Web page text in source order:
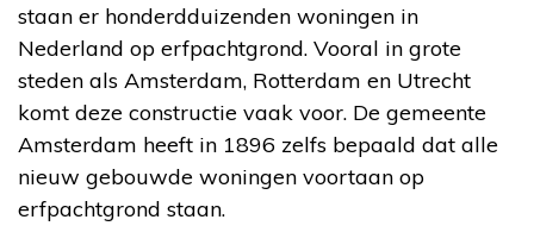
staan er honderdduizenden woningen in
Nederland op erfpachtgrond. Vooral in grote
steden als Amsterdam, Rotterdam en Utrecht
komt deze constructie vaak voor. De gemeente
Amsterdam heeft in 1896 zelfs bepaald dat alle
nieuw gebouwde woningen voortaan op
erfpachtgrond staan.